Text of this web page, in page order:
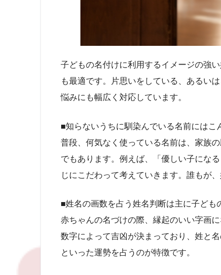
子どもの名付けに利用するイメージの強
も最適です。片思いをしている、あるい
悩みにも幅広く対応しています。
■知らないうちに馴染んでいる名前にはこ
普段、何気なく使っている名前は、家族
でもあります。例えば、「優しい子にな
じにこだわって考えていきます。誰もが
■姓名の画数を占う姓名判断は主に子ども
赤ちゃんの名づけの際、縁起のいい字画
数字によって吉凶が決まっており、姓と
といった運勢を占うのが特徴です。